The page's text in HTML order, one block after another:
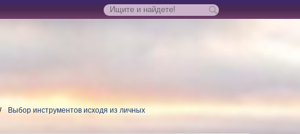
Выбор инструментов исходя из личных